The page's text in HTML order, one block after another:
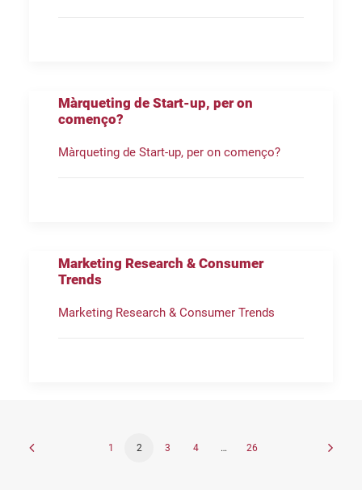
Màrqueting de Start-up, per on
començo?
Màrqueting de Start-up, per on començo?
Marketing Research & Consumer
Trends
Marketing Research & Consumer Trends
1 2 3 4 … 26